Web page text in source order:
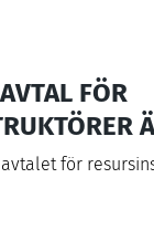
AVTAL FÖR
för